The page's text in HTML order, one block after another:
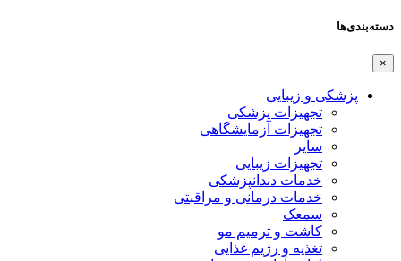
دسته‌بندی‌ها
×
پزشکی و زیبایی
تجهیزات پزشکی
تجهیزات آزمایشگاهی
سایر
تجهیزات زیبایی
خدمات دندانپزشکی
خدمات درمانی و مراقبتی
سمعک
کاشت و ترمیم مو
تغذیه و رژیم غذایی